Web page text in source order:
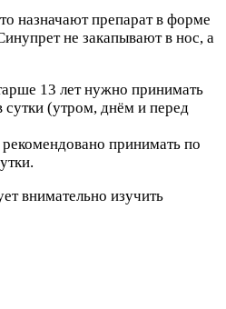
назначают препарат в форме
не закапывают в нос, а
13 лет нужно принимать
сутки (утром, днём и перед
принимать по
внимательно изучить